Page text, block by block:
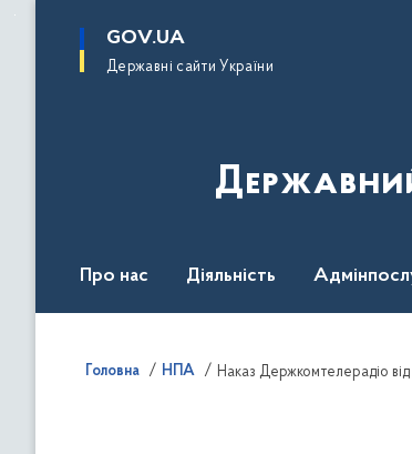
основного
GOV.UA
Державні сайти України
Про нас Діяльність
Головна НПА